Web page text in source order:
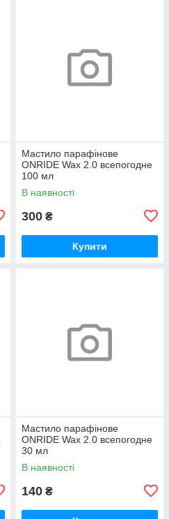
Мастило парафінове
ONRIDE Wax 2.0 всепогодне
100 мл
В наявності
300 ₴
Купити
Мастило парафінове
ONRIDE Wax 2.0 всепогодне
30 мл
В наявності
140 ₴